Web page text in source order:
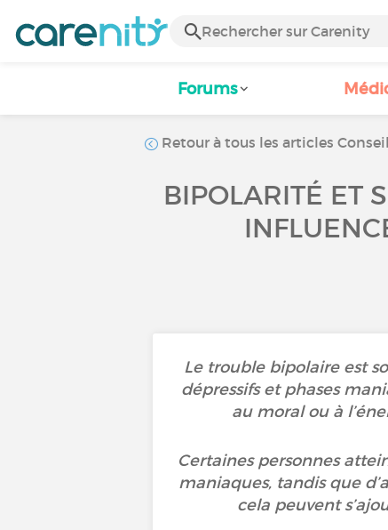
Forums
Retour à tous les articles
BIPOLARITÉ ET
Le trouble bipolaire est
dépressifs et phases
au moral ou à
Certaines personnes
maniaques, tandis que
cela peuvent